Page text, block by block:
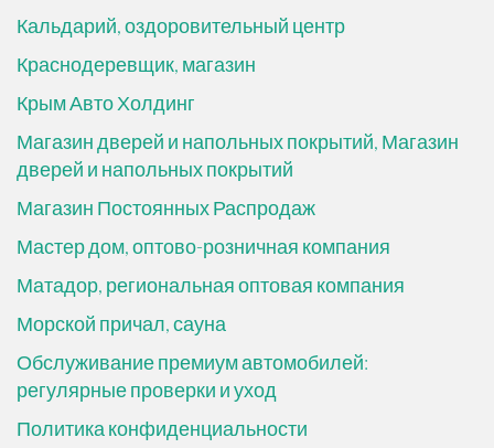
Кальдарий, оздоровительный центр
Краснодеревщик, магазин
Крым Авто Холдинг
Магазин дверей и напольных покрытий, Магазин
дверей и напольных покрытий
Магазин Постоянных Распродаж
Мастер дом, оптово-розничная компания
Матадор, региональная оптовая компания
Морской причал, сауна
Обслуживание премиум автомобилей:
регулярные проверки и уход
Политика конфиденциальности